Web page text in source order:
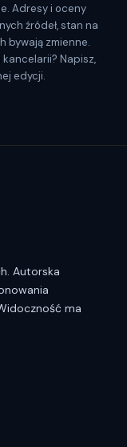
Adresy i oceny
źródeł, stan na
bywają zmienne.
kancelarii? Napisz,
edycji.
Autorska
ma